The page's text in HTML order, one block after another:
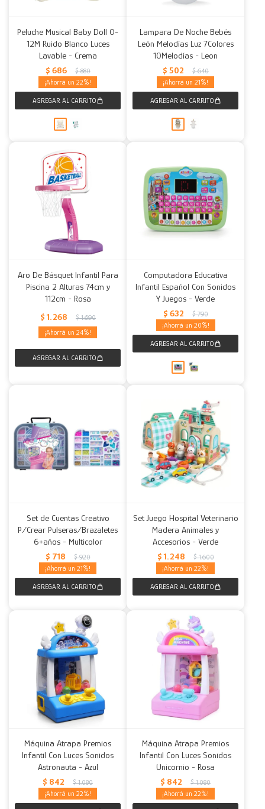
Peluche Musical Baby Doll 0-
12M Ruido Blanco Luces
Lavable - Crema
$ 686 $ 880
22
Lampara De Noche Bebés
León Melodías Luz 7Colores
10Melodías - Leon
$ 502 $ 640
21
Aro De Básquet Infantil Para
Piscina 2 Alturas 74cm y
112cm - Rosa
$ 1.268 $ 1.690
24
Computadora Educativa
Infantil Español Con Sonidos
Y Juegos - Verde
$ 632 $ 790
20
Set de Cuentas Creativo
P/Crear Pulseras/Brazaletes
6+años - Multicolor
$ 718 $ 920
21
Set Juego Hospital Veterinario
Madera Animales y
Accesorios - Verde
$ 1.248 $ 1.600
22
Máquina Atrapa Premios
Infantil Con Luces Sonidos
Astronauta - Azul
$ 842 $ 1.080
22
Máquina Atrapa Premios
Infantil Con Luces Sonidos
Unicornio - Rosa
$ 842 $ 1.080
22